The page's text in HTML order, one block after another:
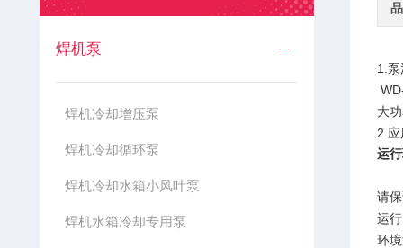
焊机泵
焊机冷却增压泵
焊机冷却循环泵
焊机冷却水箱小风叶泵
焊机水箱冷却专用泵
1.
大
2.
运
请
运
环